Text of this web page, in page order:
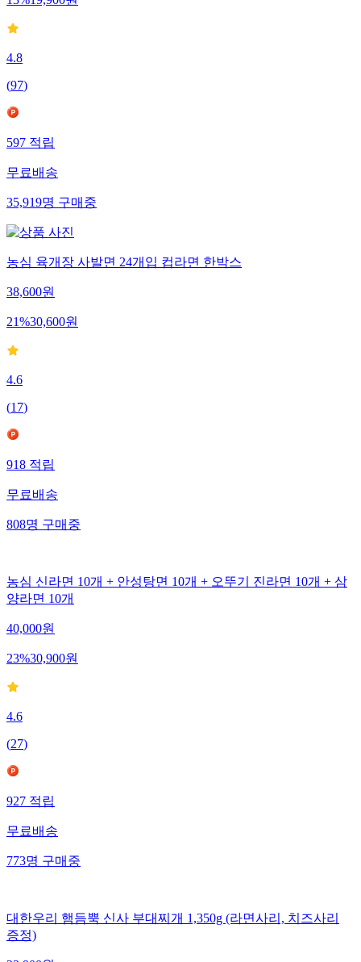
4.8
(97)
597 적립
무료배송
35,919명 구매중
농심 육개장 사발면 24개입 컵라면 한박스
38,600원
21%30,600원
4.6
(17)
918 적립
무료배송
808명 구매중
농심 신라면 10개 + 안성탕면 10개 + 오뚜기 진라면 10개 + 삼
양라면 10개
40,000원
23%30,900원
4.6
(27)
927 적립
무료배송
773명 구매중
대한우리 햄듬뿍 신사 부대찌개 1,350g (라면사리, 치즈사리
증정)